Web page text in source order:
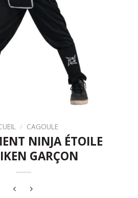
/ CAGOULE
NINJA ÉTOILE
GARÇON